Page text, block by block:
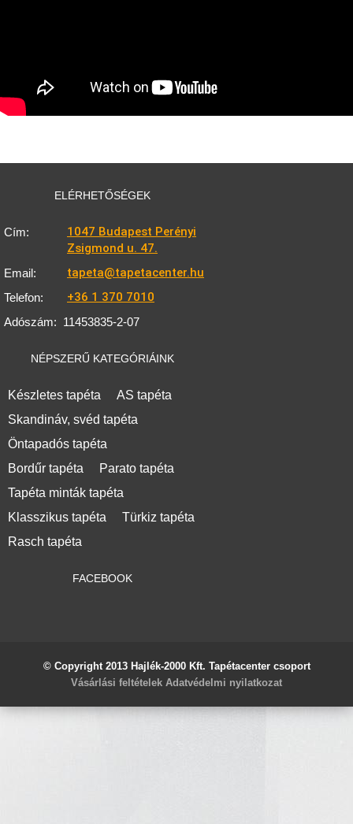
ELÉRHETŐSÉGEK
Cím:
1047 Budapest Perényi
Zsigmond u. 47.
Email: tapeta@tapetacenter.hu
Telefon: +36 1 370 7010
Adószám: 11453835-2-07
NÉPSZERŰ KATEGÓRIÁINK
Készletes tapéta
AS tapéta
Skandináv, svéd tapéta
Öntapadós tapéta
Bordűr tapéta
Parato tapéta
Tapéta minták tapéta
Klasszikus tapéta
Türkiz tapéta
Rasch tapéta
FACEBOOK
© Copyright 2013 Hajlék-2000 Kft. Tapétacenter csoport
Vásárlási feltételek Adatvédelmi nyilatkozat